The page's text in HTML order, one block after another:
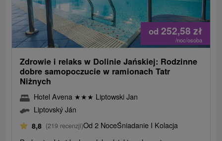
od 252,58 zł
/noc/osoba
Zdrowie i relaks w Dolinie Jańskiej: Rodzinne
dobre samopoczucie w ramionach Tatr
Niżnych
Hotel Avena ★★★ Liptowski Jan
Liptovský Ján
8,8 (219 recenzji)Od 2 NoceŚniadanie I Kolacja